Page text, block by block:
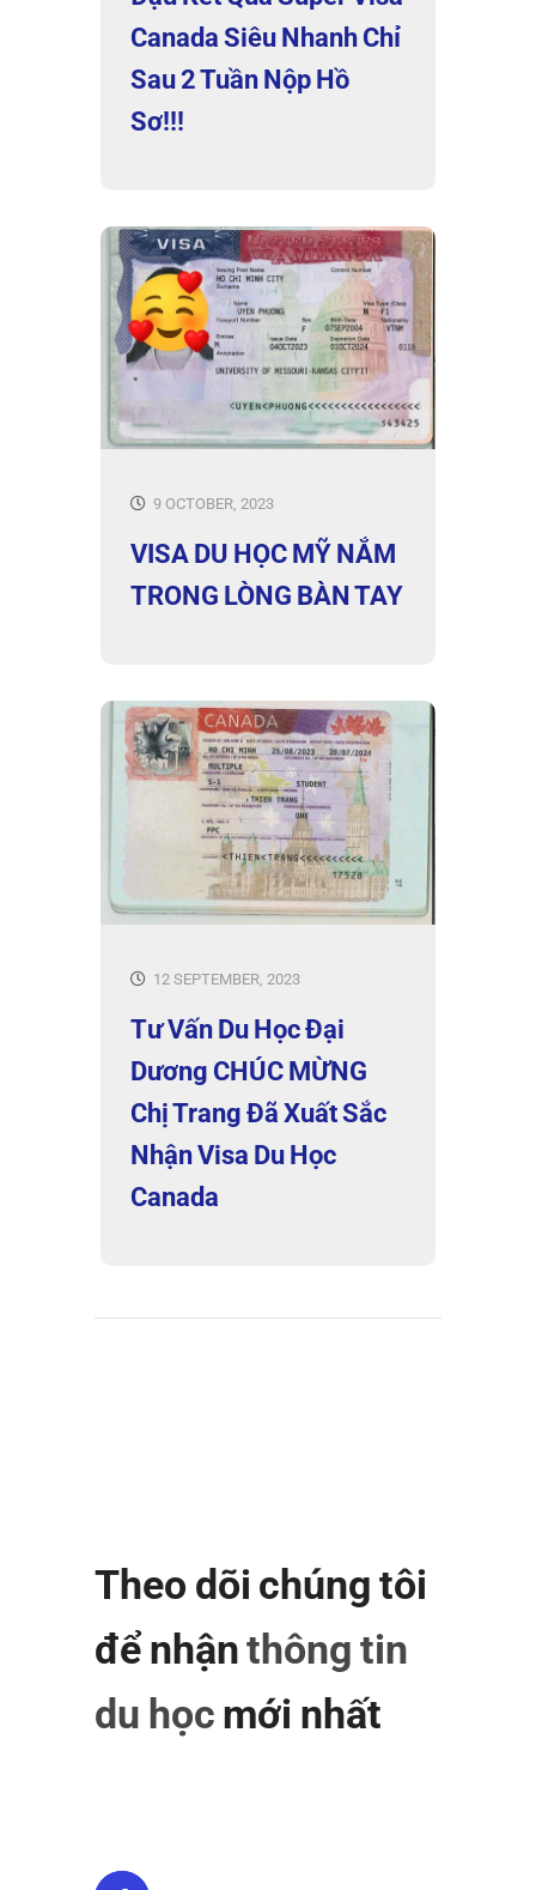
Canada Siêu Nhanh Chỉ
Sau 2 Tuần Nộp Hồ
Sơ!!!
9 OCTOBER, 2023
VISA DU HỌC MỸ NẮM
TRONG LÒNG BÀN TAY
12 SEPTEMBER, 2023
Tư Vấn Du Học Đại
Dương CHÚC MỪNG
Chị Trang Đã Xuất Sắc
Nhận Visa Du Học
Canada
Theo dõi chúng tôi
để nhậnthông tin
du học mới nhất